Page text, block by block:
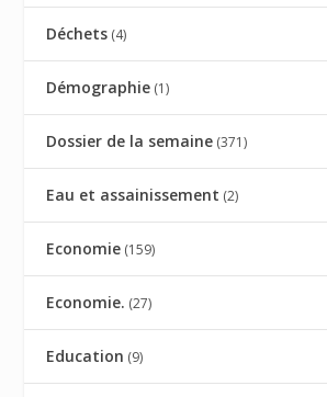
Déchets (4)
Démographie (1)
Dossier de la semaine (371)
Eau et assainissement (2)
Economie (159)
Economie. (27)
Education (9)